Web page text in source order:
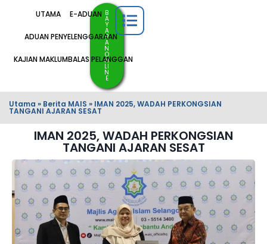
UTAMA E-ADUAN
ADUAN PENYELENGGARAAN
KAJIAN MAKLUMBALAS PELANGGAN
B
A
Y
A
R
A
N
O
N
LI
N
E
Utama » Berita MAIS » IMAN 2025, WADAH PERKONGSIAN
TANGANI AJARAN SESAT
IMAN 2025, WADAH PERKONGSIAN
TANGANI AJARAN SESAT